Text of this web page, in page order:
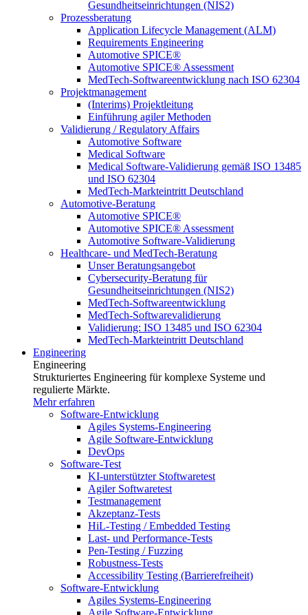
Gesundheitseinrichtungen (NIS2)
Prozessberatung
Application Lifecycle Management (ALM)
Requirements Engineering
Automotive SPICE®
Automotive SPICE® Assessment
MedTech-Softwareentwicklung nach ISO 62304
Projektmanagement
(Interims) Projektleitung
Einführung agiler Methoden
Validierung / Regulatory Affairs
Automotive Software
Medical Software
Medical Software-Validierung gemäß ISO 13485
und ISO 62304
MedTech-Markteintritt Deutschland
Automotive-Beratung
Automotive SPICE®
Automotive SPICE® Assessment
Automotive Software-Validierung
Healthcare- und MedTech-Beratung
Unser Beratungsangebot
Cybersecurity-Beratung für
Gesundheitseinrichtungen (NIS2)
MedTech-Softwareentwicklung
MedTech-Softwarevalidierung
Validierung: ISO 13485 und ISO 62304
MedTech-Markteintritt Deutschland
Engineering
Engineering
Strukturiertes Engineering für komplexe Systeme und
regulierte Märkte.
Mehr erfahren
Software-Entwicklung
Agiles Systems-Engineering
Agile Software-Entwicklung
DevOps
Software-Test
KI-unterstützter Stoftwaretest
Agiler Softwaretest
Testmanagement
Akzeptanz-Tests
HiL-Testing / Embedded Testing
Last- und Performance-Tests
Pen-Testing / Fuzzing
Robustness-Tests
Accessibility Testing (Barrierefreiheit)
Software-Entwicklung
Agiles Systems-Engineering
Agile Software-Entwicklung